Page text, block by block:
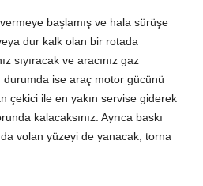
vermeye başlamış ve hala sürüşe
dur kalk olan bir rotada
sıyıracak ve aracınız gaz
durumda ise araç motor gücünü
çekici ile en yakın servise giderek
kalacaksınız. Ayrıca baskı
volan yüzeyi de yanacak, torna